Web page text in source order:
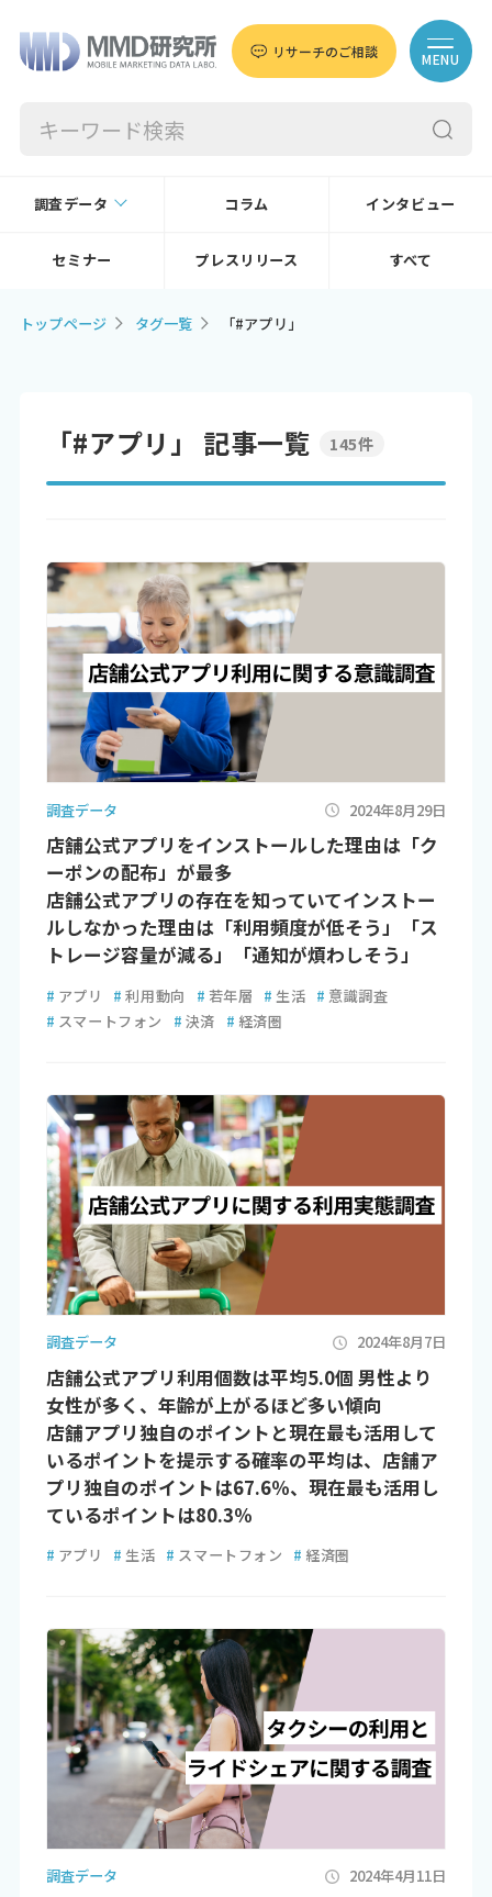
リサーチのご相談 MENU
調査データ コラム インタビュー
セミナー プレスリリース すべて
トップページ タグ一覧 「#アプリ」
「#アプリ」 記事一覧 145件
調査データ 2024年8月29日
店舗公式アプリをインストールした理由は「ク
ーポンの配布」が最多
店舗公式アプリの存在を知っていてインストー
ルしなかった理由は「利用頻度が低そう」「ス
トレージ容量が減る」「通知が煩わしそう」
# アプリ # 利用動向 # 若年層 # 生活 # 意識調査
# スマートフォン # 決済 # 経済圏
調査データ 2024年8月7日
店舗公式アプリ利用個数は平均5.0個 男性より
女性が多く、年齢が上がるほど多い傾向
店舗アプリ独自のポイントと現在最も活用して
いるポイントを提示する確率の平均は、店舗ア
プリ独自のポイントは67.6％、現在最も活用し
ているポイントは80.3％
# アプリ # 生活 # スマートフォン # 経済圏
調査データ 2024年4月11日